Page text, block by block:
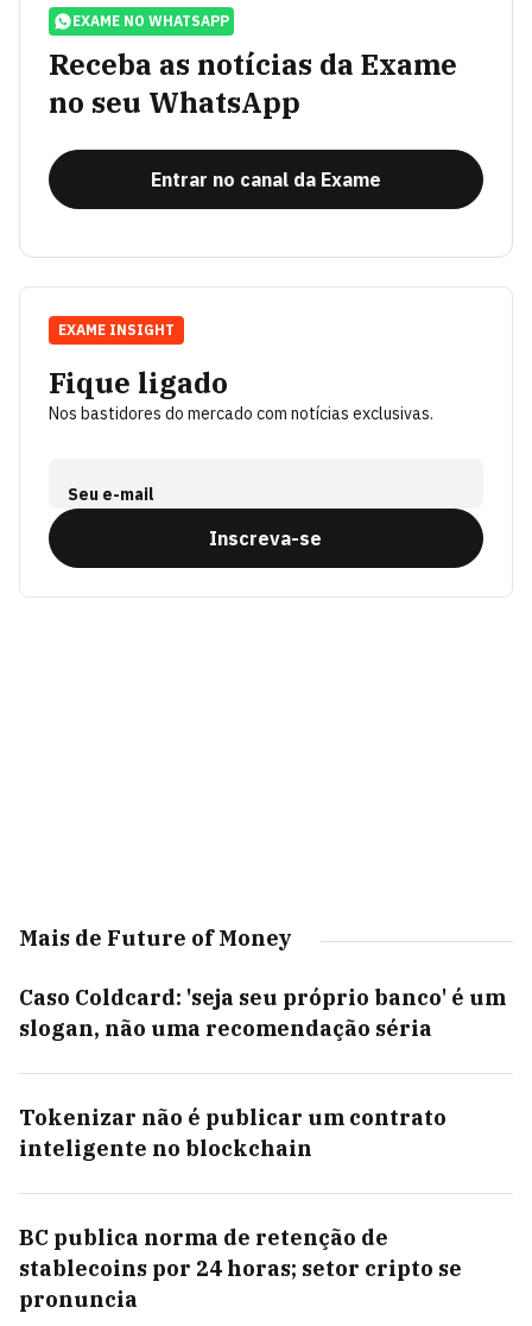
EXAME NO WHATSAPP
Receba as notícias da Exame
no seu WhatsApp
Entrar no canal da Exame
Fique ligado
Nos bastidores do mercado com notícias exclusivas.
Seu e-mail
Inscreva-se
EXAME INSIGHT
Mais de Future of Money
Caso Coldcard: 'seja seu próprio banco' é um
slogan, não uma recomendação séria
Tokenizar não é publicar um contrato
inteligente no blockchain
BC publica norma de retenção de
stablecoins por 24 horas; setor cripto se
pronuncia